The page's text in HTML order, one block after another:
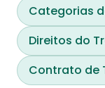
Categorias
Direitos do
Contrato de